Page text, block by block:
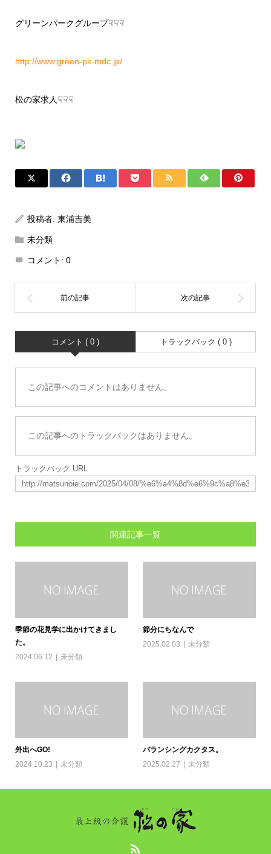
グリーンパークグループ☟☟☟
http://www.green-pk-mdc.jp/
松の家求人☟☟☟
投稿者: 東浦吉美
未分類
コメント: 0
コメント ( 0 ) トラックバック ( 0 )
この記事へのコメントはありません。
この記事へのトラックバックはありません。
トラックバック URL
関連記事一覧
季節の花見学に出かけてきまし
た。
2024.06.12
未分類
節分にちなんで
2025.02.03
未分類
外出へGO!
2024.10.23
未分類
バランシングカクタス。
2025.02.27
未分類